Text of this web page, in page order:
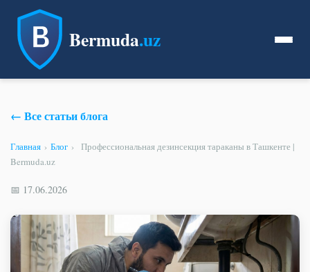
Bermuda.uz
← Все статьи блога
Главная › Блог ›
Профессиональная дезинсекция тараканы в Ташкенте |
Bermuda.uz
📅 17.06.2026